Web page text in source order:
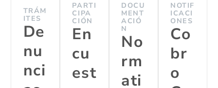
TRÁM
ITES
De
nu
nci
PARTI
CIPA
CIÓN
En
cu
est
DOCU
MENT
ACIÓ
N
No
rm
ati
NOTIF
ICACI
ONES
Co
br
o